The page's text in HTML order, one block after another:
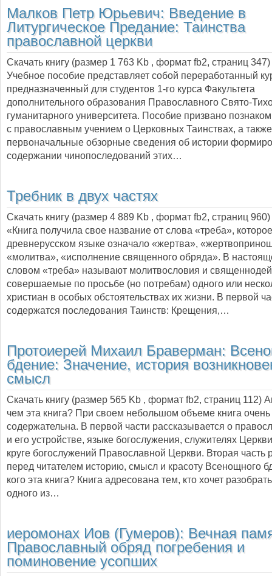
Малков Петр Юрьевич: Введение в
Литургическое Предание: Таинства
православной церкви
Скачать книгу (размер 1 763 Kb , формат fb2, страниц 347
Учебное пособие представляет собой переработанный
предназначенный для студентов 1-го курса Факультета
дополнительного образования Православного Свято-
гуманитарного университета. Пособие призвано
с православным учением о Церковных Таинствах, а
первоначальные обзорные сведения об истории
содержании чинопоследований этих…
Требник в двух частях
Скачать книгу (размер 4 889 Kb , формат fb2, страниц 960
«Книга получила свое название от слова «треба»,
древнерусском языке означало «жертва»,
«молитва», «исполнение священного обряда». В
словом «треба» называют молитвословия и
совершаемые по просьбе (но потребам) одного или
христиан в особых обстоятельствах их жизни. В первой
содержатся последования Таинств: Крещения,…
Протоиерей Михаил Браверман:
бдение: Значение, история
смысл
Скачать книгу (размер 565 Kb , формат fb2, страниц 112)
чем эта книга? При своем небольшом объеме книга очень
содержательна. В первой части рассказывается о
и его устройстве, языке богослужения, служителях
круге богослужений Православной Церкви. Вторая часть
перед читателем историю, смысл и красоту Всенощного
кого эта книга? Книга адресована тем, кто хочет
одного из…
иеромонах Иов (Гумеров): Вечная
Православный обряд погребения и
поминовение усопших